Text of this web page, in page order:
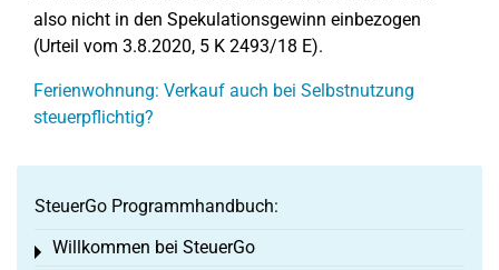
also nicht in den Spekulationsgewinn einbezogen
(Urteil vom 3.8.2020, 5 K 2493/18 E).
Ferienwohnung: Verkauf auch bei Selbstnutzung
steuerpflichtig?
SteuerGo Programmhandbuch:
Willkommen bei SteuerGo
Toggle menu